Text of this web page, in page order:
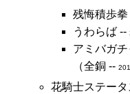
残悔積歩拳
うわらば --
アミバガ
（全銅 --
花騎士ステー